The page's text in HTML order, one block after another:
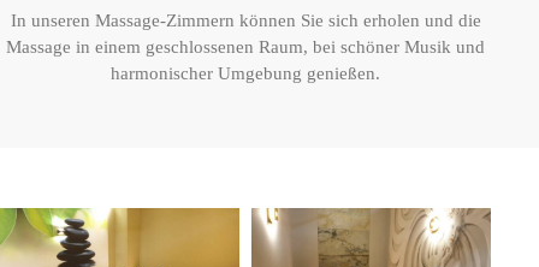
In unseren Massage-Zimmern können Sie sich erholen und die
Massage in einem geschlossenen Raum, bei schöner Musik und
harmonischer Umgebung genießen.